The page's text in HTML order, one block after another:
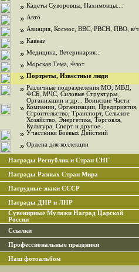
» Кадеты Суворовцы, Нахимовцы....
» Авто
» Авиация, Космос, ВВС, РВСН, ПВО, в/ч
» Кавказ
» Медицина, Ветеринария...
» Морская Тема, Флот
» Портреты, Известные люди
» Различные подразделения МО, МВД,
ФСБ, МЧС, Силовые Структуры,
Организации и др... Воинские Части
» Компании, Организации, Предприятия,
Строительство, Транспорт, Сельское
Хозяйство, Энергетика, Торговля,
Культура, Спорт и другое...
» Участники Боевых Действий
» Ордена для коллекции
Награды Республик и Стран СНГ
Награды Разных Стран Мира
Нагрудные знаки СССР
Награды ДНР и ЛНР
Сувенирные Муляжи Наград Царской
России
Ссылки
Профессиональные праздники
Наш фотоальбом